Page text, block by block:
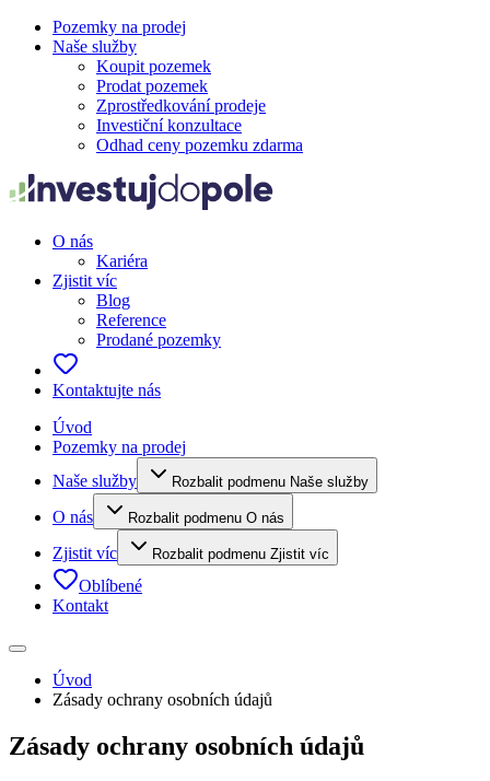
Pozemky na prodej
Naše služby
Koupit pozemek
Prodat pozemek
Zprostředkování prodeje
Investiční konzultace
Odhad ceny pozemku zdarma
O nás
Kariéra
Zjistit víc
Blog
Reference
Prodané pozemky
Kontaktujte nás
Úvod
Pozemky na prodej
Naše služby
Rozbalit podmenu Naše služby
O nás Rozbalit podmenu O nás
Zjistit víc Rozbalit podmenu Zjistit víc
Oblíbené
Kontakt
Úvod
Zásady ochrany osobních údajů
Zásady ochrany osobních údajů